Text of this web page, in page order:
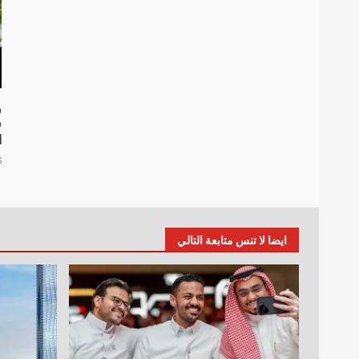
8
ايضا لا تنس متابعة التالي